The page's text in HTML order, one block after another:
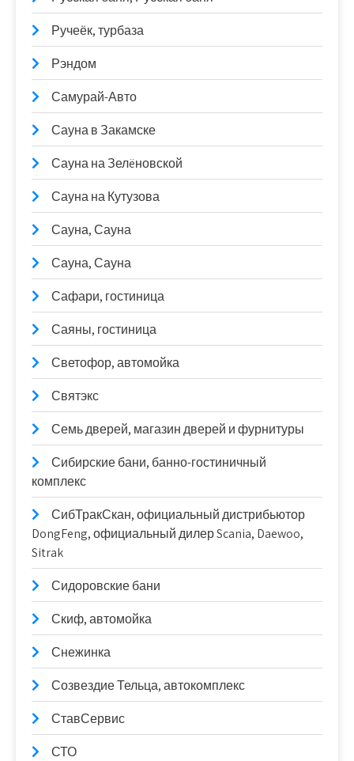
Ручеёк, турбаза
Рэндом
Самурай-Авто
Сауна в Закамске
Сауна на Зелëновской
Сауна на Кутузова
Сауна, Сауна
Сауна, Сауна
Сафари, гостиница
Саяны, гостиница
Светофор, автомойка
Святэкс
Семь дверей, магазин дверей и фурнитуры
Сибирские бани, банно-гостиничный
комплекс
СибТракСкан, официальный дистрибьютор
DongFeng, официальный дилер Scania, Daewoo,
Sitrak
Сидоровские бани
Скиф, автомойка
Снежинка
Созвездие Тельца, автокомплекс
СтавСервис
СТО